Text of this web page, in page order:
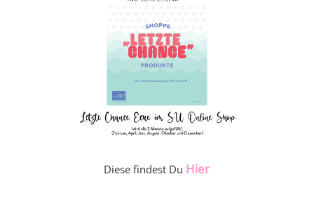
Diese findest Du Hier